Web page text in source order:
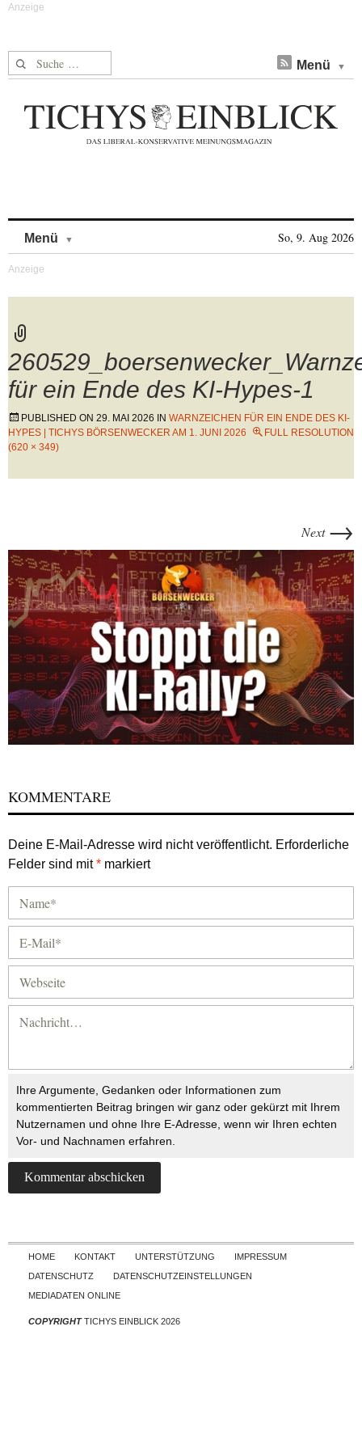
Suche nach: Menü
Menü So, 9. Aug 2026
für ein Ende des KI-Hypes-1
PUBLISHED ON 29. MAI 2026 IN WARNZEICHEN FÜR EIN ENDE DES KI-
HYPES | TICHYS BÖRSENWECKER AM 1. JUNI 2026
FULL RESOLUTION
(620 × 349)
Next →
KOMMENTARE
Deine E-Mail-Adresse wird nicht veröffentlicht. Erforderliche
Felder sind mit* markiert
Ihre Argumente, Gedanken oder Informationen zum
kommentierten Beitrag bringen wir ganz oder gekürzt mit Ihrem
Nutzernamen und ohne Ihre E-Adresse, wenn wir Ihren echten
Vor- und Nachnamen erfahren.
Skip to content
HOME KONTAKT UNTERSTÜTZUNG
IMPRESSUM
DATENSCHUTZ
DATENSCHUTZEINSTELLUNGEN
MEDIADATEN ONLINE
COPYRIGHTTICHYS EINBLICK 2026